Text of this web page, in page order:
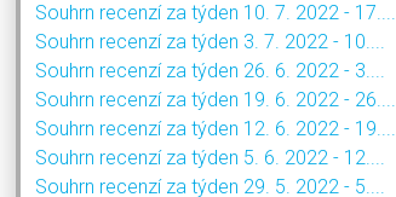
Souhrn recenzí za týden 10. 7. 2022 - 17....
Souhrn recenzí za týden 3. 7. 2022 - 10....
Souhrn recenzí za týden 26. 6. 2022 - 3....
Souhrn recenzí za týden 19. 6. 2022 - 26....
Souhrn recenzí za týden 12. 6. 2022 - 19....
Souhrn recenzí za týden 5. 6. 2022 - 12....
Souhrn recenzí za týden 29. 5. 2022 - 5....